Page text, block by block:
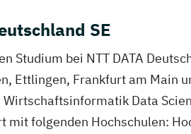
SE
Studium bei NTT DATA
Ettlingen, Frankfurt am Main
Data
folgenden Hochschulen: